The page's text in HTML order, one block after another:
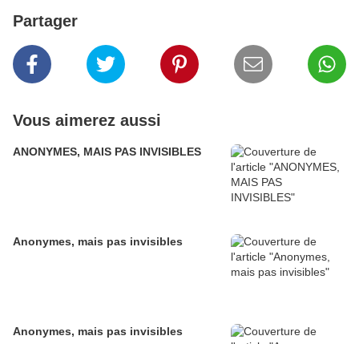
Partager
Vous aimerez aussi
ANONYMES, MAIS PAS INVISIBLES
Anonymes, mais pas invisibles
Anonymes, mais pas invisibles